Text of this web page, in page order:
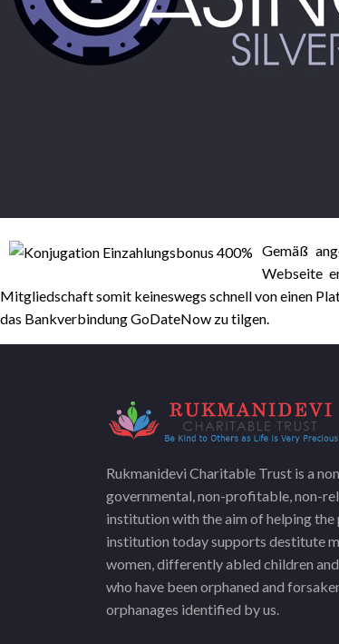
Gemäß
Webseite
Mitgliedschaft somit keineswegs schnell von einen
das Bankverbindung GoDateNow zu tilgen.
Rukmanidevi Charitable Trust is a
governmental, non-profitable, non-
institution with the aim of helping the
institution today supports destitute
women, differently abled children
who have been orphaned and
orphanages identified by us.